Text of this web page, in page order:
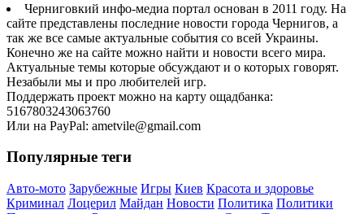
Черниговкий инфо-медиа портал основан в 2011 году. На
сайте представлены последние новости города Чернигов, а
так же все самые актуальные события со всей Украины.
Конечно же на сайте можно найти и новости всего мира.
Актуальные темы которые обсуждают и о которых говорят.
Незабыли мы и про любителей игр.
Поддержать проект можно на карту ощадбанка:
5167803243063760
Или на PayPal: ametvile@gmail.com
Популярные теги
Авто-мото Зарубежные Игры Киев Красота и здоровье
Криминал Лоцерил Майдан Новости Политика Политики